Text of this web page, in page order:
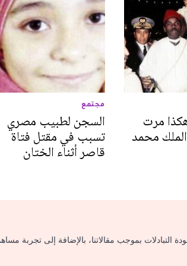
مرت
محمد
مجتمع
السجن لطبيب مصري
تسبب في مقتل فتاة
قاصر أثناء الختان
التبادلات بموجب مقالاتنا، بالإضافة إلى تجربة